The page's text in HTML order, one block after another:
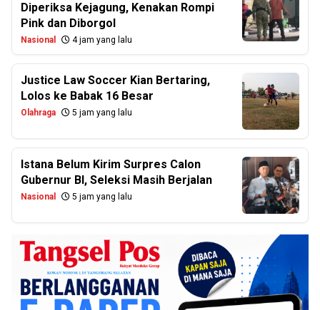
Diperiksa Kejagung, Kenakan Rompi
Pink dan Diborgol
Nasional 4 jam yang lalu
Justice Law Soccer Kian Bertaring,
Lolos ke Babak 16 Besar
Olahraga 5 jam yang lalu
Istana Belum Kirim Surpres Calon
Gubernur BI, Seleksi Masih Berjalan
Nasional 5 jam yang lalu